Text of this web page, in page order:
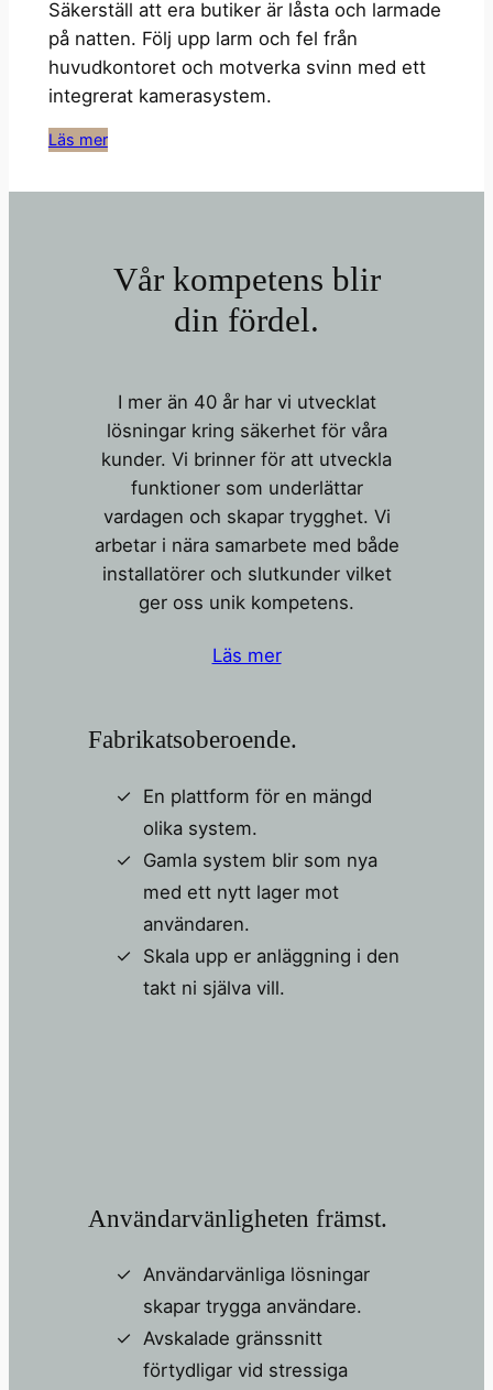
Säkerställ att era butiker är låsta och larmade
på natten. Följ upp larm och fel från
huvudkontoret och motverka svinn med ett
integrerat kamerasystem.
Läs mer
Vår kompetens blir
din fördel.
I mer än 40 år har vi utvecklat
lösningar kring säkerhet för våra
kunder. Vi brinner för att utveckla
funktioner som underlättar
vardagen och skapar trygghet. Vi
arbetar i nära samarbete med både
installatörer och slutkunder vilket
ger oss unik kompetens.
Läs mer
Fabrikatsoberoende.
En plattform för en mängd
olika system.
Gamla system blir som nya
med ett nytt lager mot
användaren.
Skala upp er anläggning i den
takt ni själva vill.
Användarvänligheten främst.
Användarvänliga lösningar
skapar trygga användare.
Avskalade gränssnitt
förtydligar vid stressiga